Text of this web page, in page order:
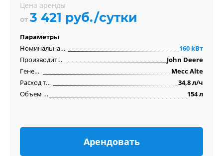
Цена аренды
от 3 421 руб./сутки
Параметры
Номинальная мощность
160 kВт
Производитель двигателя
John Deere
Генератор
Mecc Alte
Расход топлива
34,8 л/ч
Объем бака
154 л
Арендовать